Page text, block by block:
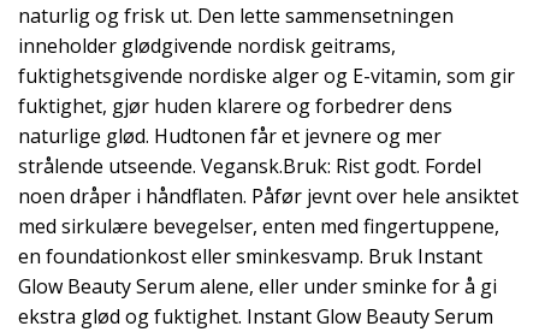
naturlig og frisk ut. Den lette sammensetningen
inneholder glødgivende nordisk geitrams,
fuktighetsgivende nordiske alger og E-vitamin, som gir
fuktighet, gjør huden klarere og forbedrer dens
naturlige glød. Hudtonen får et jevnere og mer
strålende utseende. Vegansk.Bruk: Rist godt. Fordel
noen dråper i håndflaten. Påfør jevnt over hele ansiktet
med sirkulære bevegelser, enten med fingertuppene,
en foundationkost eller sminkesvamp. Bruk Instant
Glow Beauty Serum alene, eller under sminke for å gi
ekstra glød og fuktighet. Instant Glow Beauty Serum